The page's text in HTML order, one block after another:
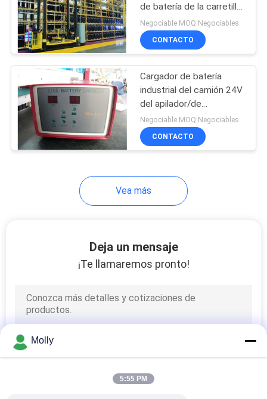
Cajera de rollo de
almacén
16
descarga
Trailers móviles
para baños
de batería de la carretilla
elevadora de voltio para
las baterías tamaño
pequeño
Negociable MOQ:Negociables
CONTACTO
Cargador de batería
industrial del camión 24V
del apilador/de
plataforma con el alto
brillo LED
Negociable MOQ:Negociables
CONTACTO
Vea más
Deja un mensaje
¡Te llamaremos pronto!
Molly
5:55 PM